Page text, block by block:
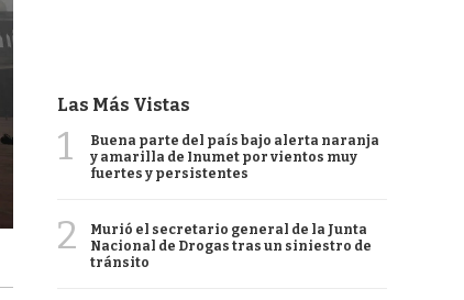
Las Más Vistas
1
Buena parte del país bajo alerta naranja
y amarilla de Inumet por vientos muy
fuertes y persistentes
2
Murió el secretario general de la Junta
Nacional de Drogas tras un siniestro de
tránsito